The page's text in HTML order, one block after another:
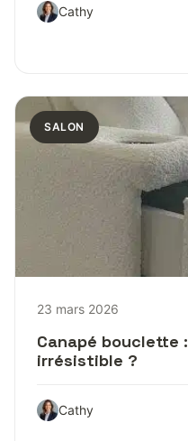
Cathy
SALON
23 mars 2026
Canapé bouclette
irrésistible ?
Cathy